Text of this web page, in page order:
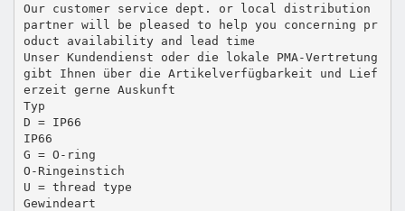
Our customer service dept. or local distribution
partner will be pleased to help you concerning pr
oduct availability and lead time
Unser Kundendienst oder die lokale PMA-Vertretung
gibt Ihnen über die Artikelverfügbarkeit und Lief
erzeit gerne Auskunft
Typ
D = IP66
IP66
G = O-ring
O-Ringeinstich
U = thread type
Gewindeart